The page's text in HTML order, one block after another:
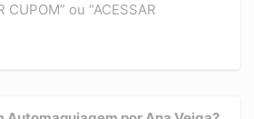
CUPOM” ou “ACESSAR